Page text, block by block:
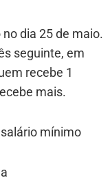
dia 25 de maio.
seguinte, em
recebe 1
mais.
mínimo